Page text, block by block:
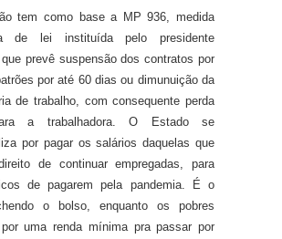
tem como base a MP 936, medida
de lei instituída pelo presidente
prevê suspensão dos contratos por
por até 60 dias ou dimunuição da
de trabalho, com consequente perda
a trabalhadora. O Estado se
por pagar os salários daquelas que
de continuar empregadas, para
de pagarem pela pandemia. É o
o bolso, enquanto os pobres
uma renda mínima pra passar por